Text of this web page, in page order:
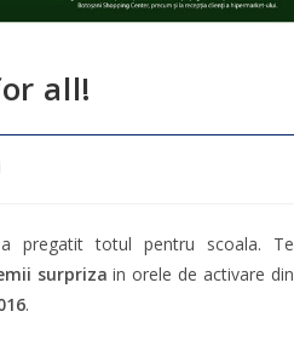
all!
a pregatit totul pentru scoala. Te
surpriza in orele de activare din
.